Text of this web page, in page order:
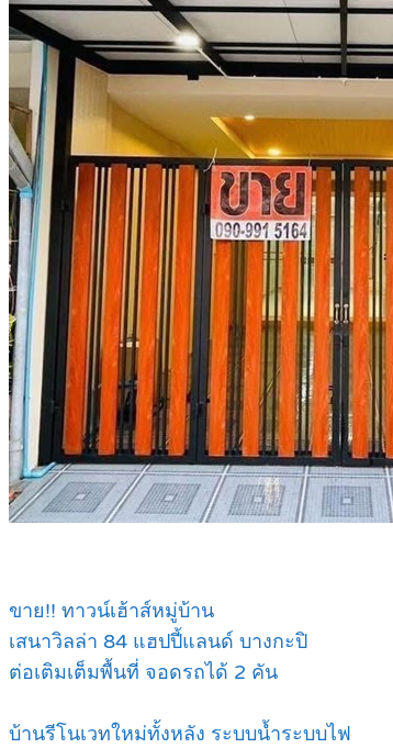
ขาย!! ทาวน์เฮ้าส์หมู่บ้าน
เสนาวิลล่า 84 แฮปปี้แลนด์ บางกะปิ
ต่อเติมเต็มพื้นที่ จอดรถได้ 2 คัน
บ้านรีโนเวทใหม่ทั้งหลัง ระบบน้ำระบบไฟ